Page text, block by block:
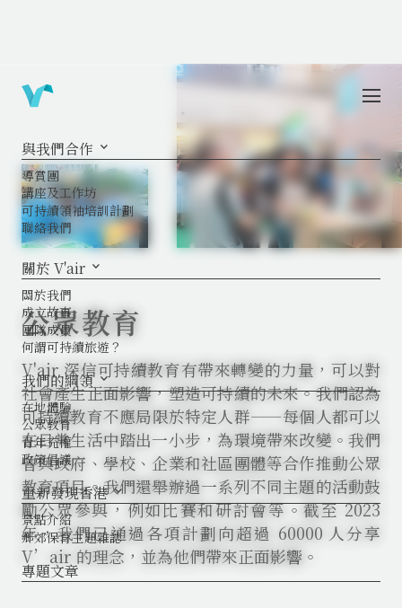
與我們合作 keyboard_arrow_down
導賞團
講座及工作坊
可持續領袖培訓計劃
聯絡我們
關於 V'air keyboard_arrow_down
關於我們
成立故事
團隊成員
何謂可持續旅遊？
我們的綱領 keyboard_arrow_down
在地體驗
公眾教育
青年充權
政策倡議
重新發現香港 keyboard_arrow_down
景點介紹
鄉郊保育主題雜誌
專題文章
公眾教育
V'air 深信可持續教育有帶來轉變的力量，可以對
社會產生正面影響，塑造可持續的未來。我們認為
可持續教育不應局限於特定人群——每個人都可以
在日常生活中踏出一小步，為環境帶來改變。我們
曾與政府、學校、企業和社區團體等合作推動公眾
教育項目。我們還舉辦過一系列不同主題的活動鼓
勵公眾參與，例如比賽和研討會等。截至 2023
年，我們已通過各項計劃向超過 60000 人分享
V’air 的理念，並為他們帶來正面影響。